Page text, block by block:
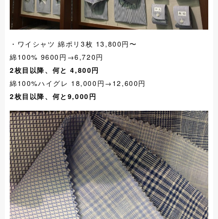
・ワイシャツ 綿ポリ3枚 13,800円〜
綿100% 9600円→6,720円
2枚目以降、何と 4,800円
綿100%ハイグレ 18,000円→12,600円
2枚目以降、何と9,000円